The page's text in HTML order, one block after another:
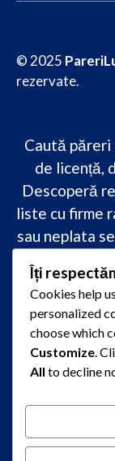
© 2025
rezervate.
Caută
de licență,
Descoperă
liste cu firme
sau neplata
academică
comandă
lucrare
licență,
academică
plagiat
Îți
Cookies help
personalized
choose which
Customize .
All to decline